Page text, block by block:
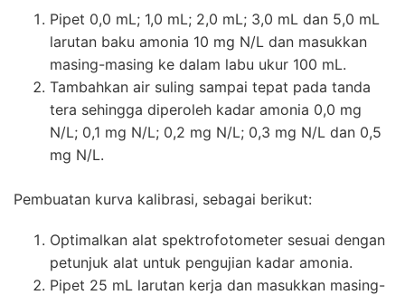
Pipet 0,0 mL; 1,0 mL; 2,0 mL; 3,0 mL dan 5,0 mL
larutan baku amonia 10 mg N/L dan masukkan
masing-masing ke dalam labu ukur 100 mL.
Tambahkan air suling sampai tepat pada tanda
tera sehingga diperoleh kadar amonia 0,0 mg
N/L; 0,1 mg N/L; 0,2 mg N/L; 0,3 mg N/L dan 0,5
mg N/L.
Pembuatan kurva kalibrasi, sebagai berikut:
Optimalkan alat spektrofotometer sesuai dengan
petunjuk alat untuk pengujian kadar amonia.
Pipet 25 mL larutan kerja dan masukkan masing-